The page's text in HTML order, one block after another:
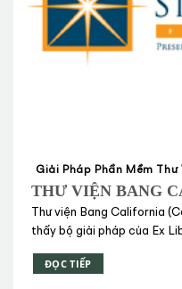
Giải Pháp Phần Mềm Thư
THƯ VIỆN BANG
TRẢI NGHIỆM
PHÁP THƯ VIỆN
Thư viện Bang California
thấy bộ giải pháp của Ex
lai.ĐỌC TIẾP